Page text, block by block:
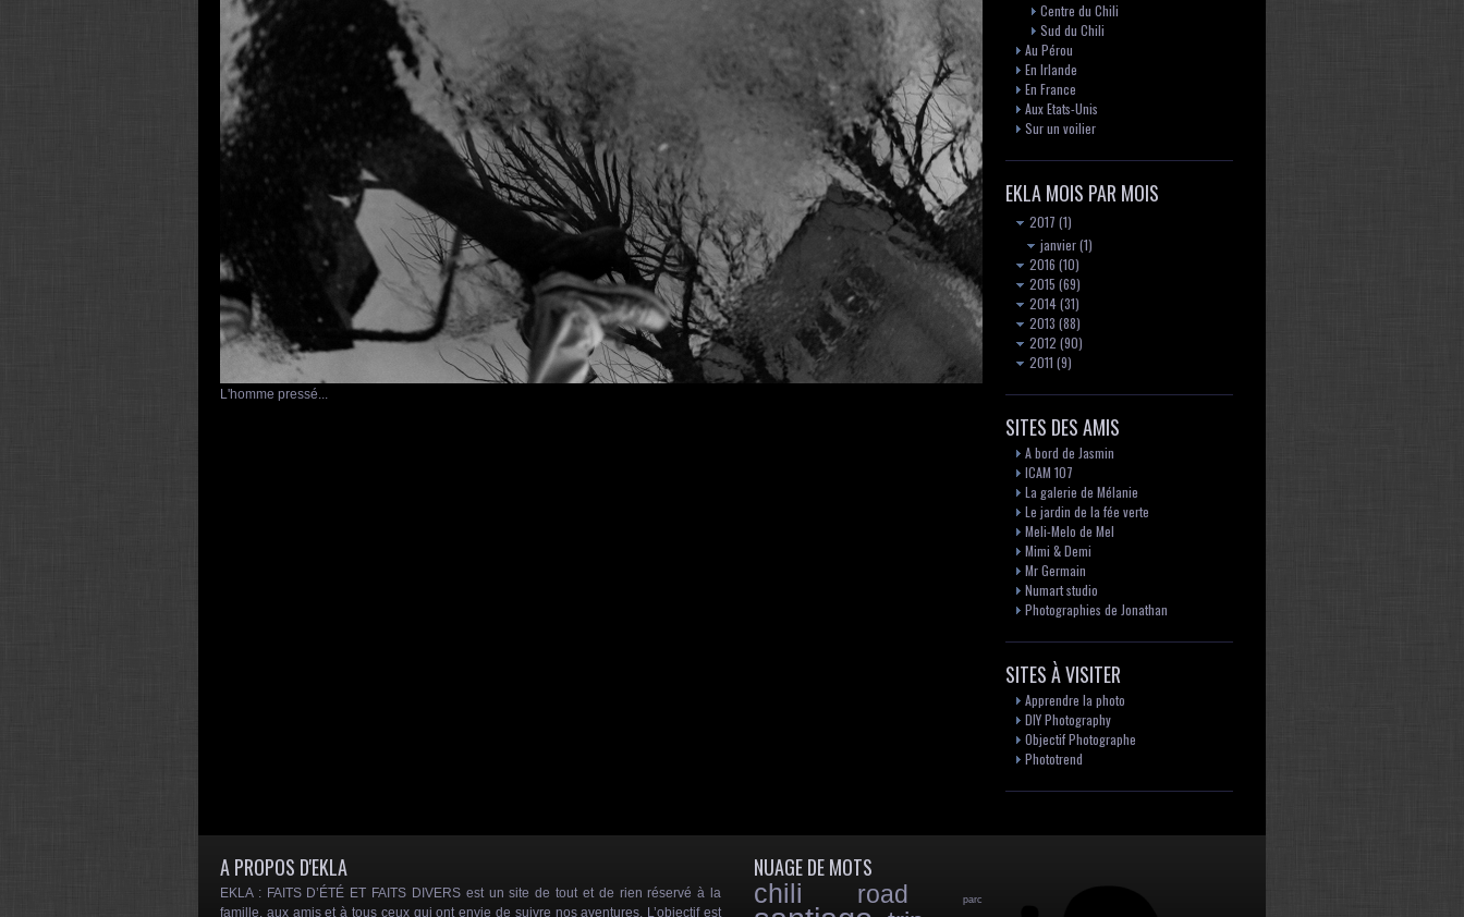
L'homme pressé...
Centre du Chili
Sud du Chili
Au Pérou
En Irlande
En France
Aux Etats-Unis
Sur un voilier
EKLA MOIS PAR MOIS
2017 (1)
janvier(1)
2016 (10)
2015 (69)
2014(31)
2013 (88)
2012 (90)
2011 (9)
SITES DES AMIS
A bord de Jasmin
ICAM 107
La galerie de Mélanie
Le jardin de la fée verte
Meli-Melo de Mel
Mimi & Demi
Mr Germain
Numart studio
Photographies de Jonathan
SITES À VISITER
Apprendre la photo
DIY Photography
Objectif Photographe
Phototrend
A PROPOS D'EKLA
EKLA : FAITS D’ÉTÉ ET FAITS DIVERS est un site de tout et de rien réservé à la
famille, aux amis et à tous ceux qui ont envie de suivre nos aventures. L’objectif est
NUAGE DE MOTS
chili road parc